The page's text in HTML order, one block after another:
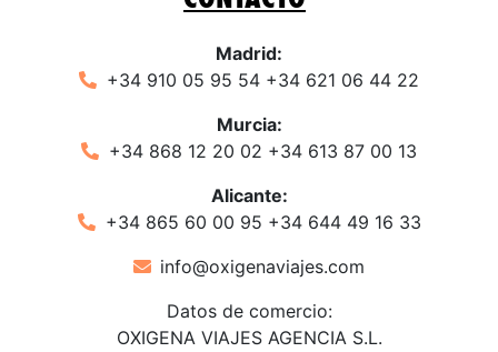
Madrid:
+34 910 05 95 54 +34 621 06 44 22
Murcia:
+34 868 12 20 02 +34 613 87 00 13
Alicante:
+34 865 60 00 95 +34 644 49 16 33
info@oxigenaviajes.com
Datos de comercio:
OXIGENA VIAJES AGENCIA S.L.